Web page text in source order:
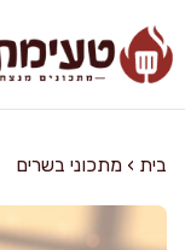
לתוכן
בית › מתכוני בשרים